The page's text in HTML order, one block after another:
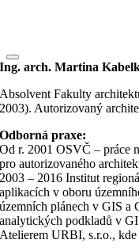
Ing. arch. Martina
Absolvent Fakulty
2003). Autorizovaný
Odborná praxe:
Od r. 2001 OSVČ – práce
pro autorizovaného
2003 – 2016 Institut
aplikacích v oboru
územních plánech v GIS a
analytických podkladů v
Atelierem URBI, s.r.o.,